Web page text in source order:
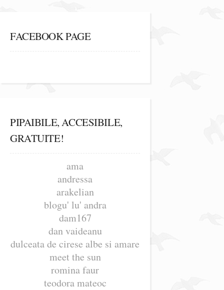
FACEBOOK PAGE
PIPAIBILE, ACCESIBILE,
GRATUITE!
ama
andressa
arakelian
blogu' lu' andra
dam167
dan vaideanu
dulceata de cirese albe si amare
meet the sun
romina faur
teodora mateoc